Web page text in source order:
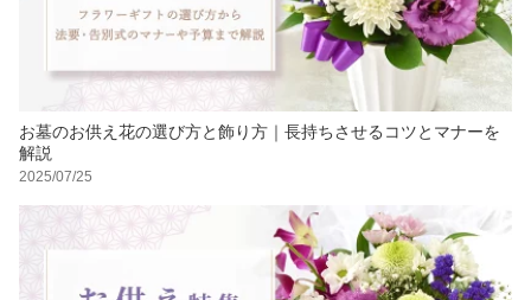
お墓のお供え花の選び方と飾り方｜長持ちさせるコツとマナーを
解説
2025/07/25